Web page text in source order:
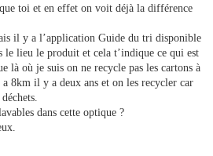
que toi et en effet on voit déjà la différence
il y a l’application Guide du tri disponible
le lieu le produit et cela t’indique ce qui est
là où je suis on ne recycle pas les cartons à
a 8km il y a deux ans et on les recycler car
dans cette optique ?